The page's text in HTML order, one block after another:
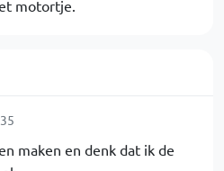
motortje.
maken en denk dat ik de